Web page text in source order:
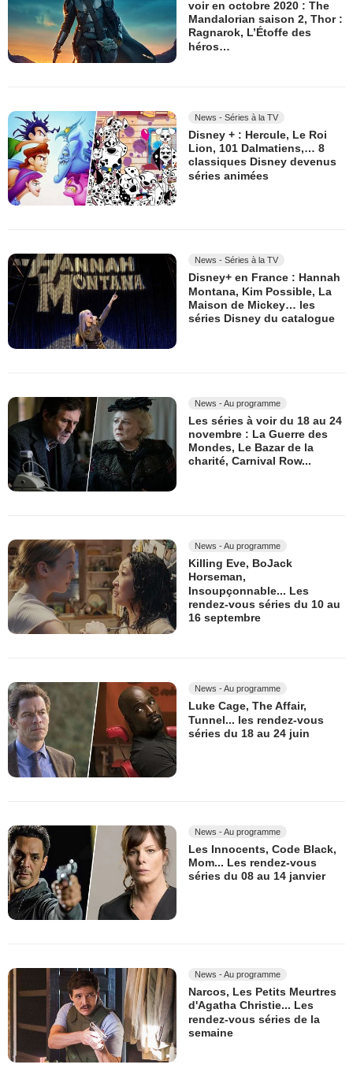
voir en octobre 2020 : The
Mandalorian saison 2, Thor :
Ragnarok, L’Étoffe des
héros…
News - Séries à la TV
Disney + : Hercule, Le Roi
Lion, 101 Dalmatiens,… 8
classiques Disney devenus
séries animées
News - Séries à la TV
Disney+ en France : Hannah
Montana, Kim Possible, La
Maison de Mickey… les
séries Disney du catalogue
News - Au programme
Les séries à voir du 18 au 24
novembre : La Guerre des
Mondes, Le Bazar de la
charité, Carnival Row...
News - Au programme
Killing Eve, BoJack
Horseman,
Insoupçonnable... Les
rendez-vous séries du 10 au
16 septembre
News - Au programme
Luke Cage, The Affair,
Tunnel... les rendez-vous
séries du 18 au 24 juin
News - Au programme
Les Innocents, Code Black,
Mom... Les rendez-vous
séries du 08 au 14 janvier
News - Au programme
Narcos, Les Petits Meurtres
d'Agatha Christie... Les
rendez-vous séries de la
semaine